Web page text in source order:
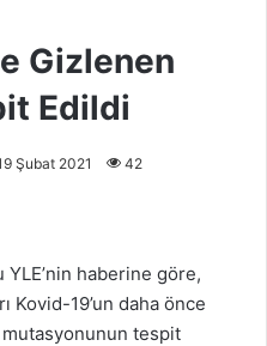
Gizlenen
Edildi
Şubat 2021 42
YLE’nin haberine göre,
Kovid-19’un daha önce
tespit